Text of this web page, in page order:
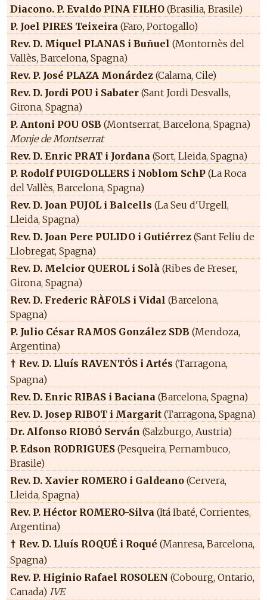
Diacono. P. Evaldo PINA FILHO (Brasilia, Brasile)
P. Joel PIRES Teixeira (Faro, Portogallo)
Rev. D. Miquel PLANAS i Buñuel (Montornès del
Vallès, Barcelona, Spagna)
Rev. P. José PLAZA Monárdez (Calama, Cile)
Rev. D. Jordi POU i Sabater (Sant Jordi Desvalls,
Girona, Spagna)
P. Antoni POU OSB (Montserrat, Barcelona, Spagna)
Monje de Montserrat
Rev. D. Enric PRAT i Jordana (Sort, Lleida, Spagna)
P. Rodolf PUIGDOLLERS i Noblom SchP (La Roca
del Vallès, Barcelona, Spagna)
Rev. D. Joan PUJOL i Balcells (La Seu d'Urgell,
Lleida, Spagna)
Rev. D. Joan Pere PULIDO i Gutiérrez (Sant Feliu de
Llobregat, Spagna)
Rev. D. Melcior QUEROL i Solà (Ribes de Freser,
Girona, Spagna)
Rev. D. Frederic RÀFOLS i Vidal (Barcelona,
Spagna)
P. Julio César RAMOS González SDB (Mendoza,
Argentina)
† Rev. D. Lluís RAVENTÓS i Artés (Tarragona,
Spagna)
Rev. D. Enric RIBAS i Baciana (Barcelona, Spagna)
Rev. D. Josep RIBOT i Margarit (Tarragona, Spagna)
Dr. Alfonso RIOBÓ Serván (Salzburgo, Austria)
P. Edson RODRIGUES (Pesqueira, Pernambuco,
Brasile)
Rev. D. Xavier ROMERO i Galdeano (Cervera,
Lleida, Spagna)
Rev. P. Héctor ROMERO-Silva (Itá Ibaté, Corrientes,
Argentina)
† Rev. D. Lluís ROQUÉ i Roqué (Manresa, Barcelona,
Spagna)
Rev. P. Higinio Rafael ROSOLEN (Cobourg, Ontario,
Canada) IVE